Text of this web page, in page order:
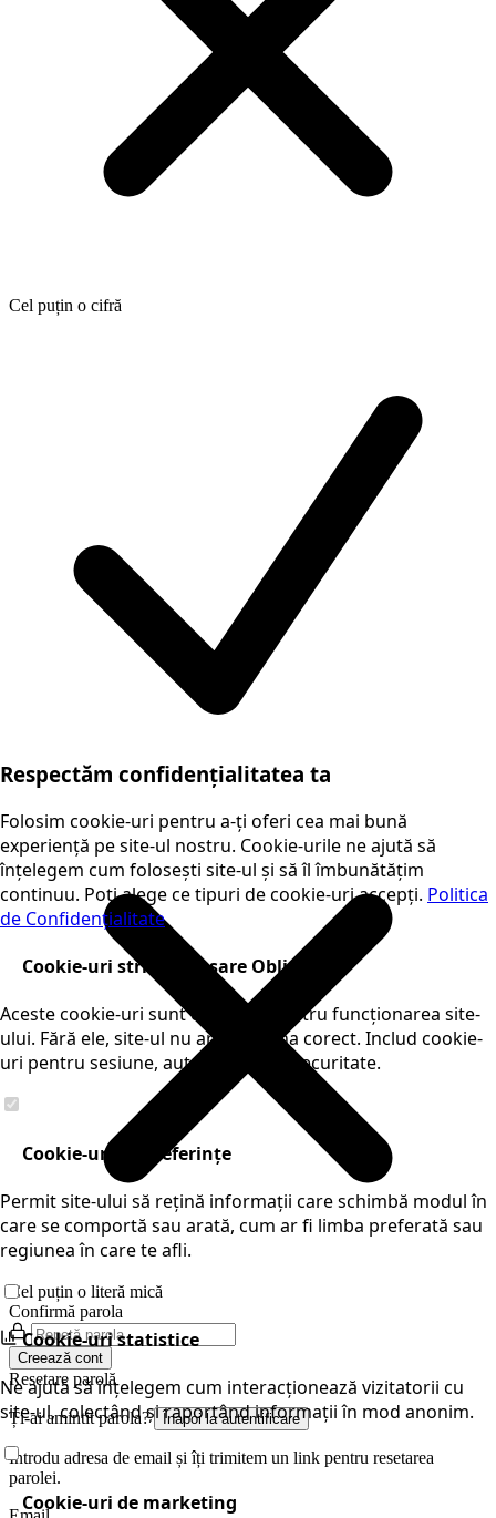
Respectăm confidențialitatea ta
Folosim cookie-uri pentru a-ți oferi cea mai bună
experiență pe site-ul nostru. Cookie-urile ne ajută să
înțelegem cum folosești site-ul și să îl îmbunătățim
continuu. Poți alege ce tipuri de cookie-uri accepți. Politica
de Confidențialitate
Cookie-uri strict necesare Obligatorii
Aceste cookie-uri sunt esențiale pentru funcționarea site-
ului. Fără ele, site-ul nu ar funcționa corect. Includ cookie-
uri pentru sesiune, autentificare și securitate.
Cookie-uri de preferințe
Permit site-ului să rețină informații care schimbă modul în
care se comportă sau arată, cum ar fi limba preferată sau
regiunea în care te afli.
Cookie-uri statistice
Ne ajută să înțelegem cum interacționează vizitatorii cu
site-ul, colectând și raportând informații în mod anonim.
Cookie-uri de marketing
Cel puțin o cifră
Cel puțin o literă mică
Confirmă parola
Creează cont
Resetare parolă
Ți-ai amintit parola? Înapoi la autentificare
Introdu adresa de email și îți trimitem un link pentru resetarea
parolei.